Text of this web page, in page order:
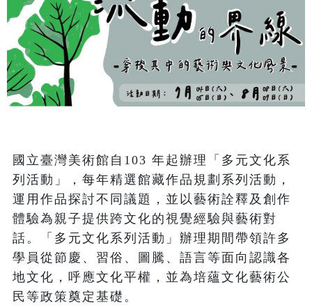
國立臺灣美術館自103 年起辦理「多元文化系
列活動」，每年精選館藏作品規劃系列活動，
運用作品探討不同議題，並以藝術詮釋及創作
體驗為親子提供跨文化的視覺經驗與藝術對
話。「多元文化系列活動」辦理期間帶領許多
學員從節慶、習俗、圖騰、語言等面向認識各
地文化，呼應文化平權，並為培蘊文化藝術公
民等政策奠定基礎。